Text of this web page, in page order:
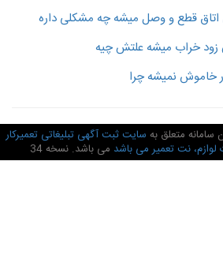
قطع و وصل میشه چه مشکلی داره
خراب میشه علتش چیه
نمیشه چرا
متعلق به سایت ثبت آگهی تبلیغاتی تعمیرکار
نت تعمیر می باشدمی باشد. نسخه 34